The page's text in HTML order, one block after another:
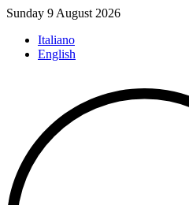
Skip
content
Sunday 9 August 2026
Italiano
English